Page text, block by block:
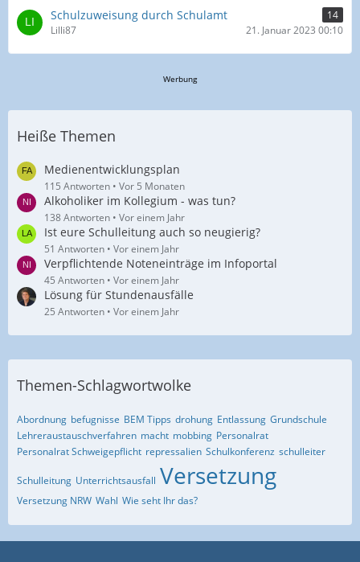
Schulzuweisung durch Schulamt
14
Lilli87
21. Januar 2023 00:10
Werbung
Heiße Themen
Medienentwicklungsplan
115 Antworten Vor 5 Monaten
Alkoholiker im Kollegium - was tun?
138 Antworten Vor einem Jahr
Ist eure Schulleitung auch so neugierig?
51 Antworten Vor einem Jahr
Verpflichtende Noteneinträge im Infoportal
45 Antworten Vor einem Jahr
Lösung für Stundenausfälle
25 Antworten Vor einem Jahr
Themen-Schlagwortwolke
Abordnung befugnisse BEM Tipps drohung Entlassung Grundschule
Lehreraustauschverfahren macht mobbing Personalrat
Personalrat Schweigepflicht repressalien Schulkonferenz schulleiter
Schulleitung Unterrichtsausfall Versetzung
Versetzung NRW Wahl Wie seht Ihr das?